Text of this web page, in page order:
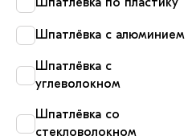
Шпатлёвка по пластику
Шпатлёвка с алюминием
Шпатлёвка с
углеволокном
Шпатлёвка со
стекловолокном